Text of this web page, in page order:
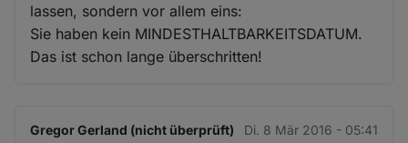
lassen, sondern vor allem eins:
Sie haben kein MINDESTHALTBARKEITSDATUM.
Das ist schon lange überschritten!
Gregor Gerland (nicht überprüft) Di. 8 Mär 2016 - 05:41